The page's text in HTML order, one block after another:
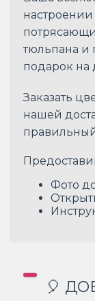
тюльпана и
подарок на
Заказать
нашей
Фото
🎈